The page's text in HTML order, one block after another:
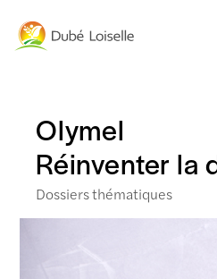
Olymel
Réinventer la
Dossiers thématiques